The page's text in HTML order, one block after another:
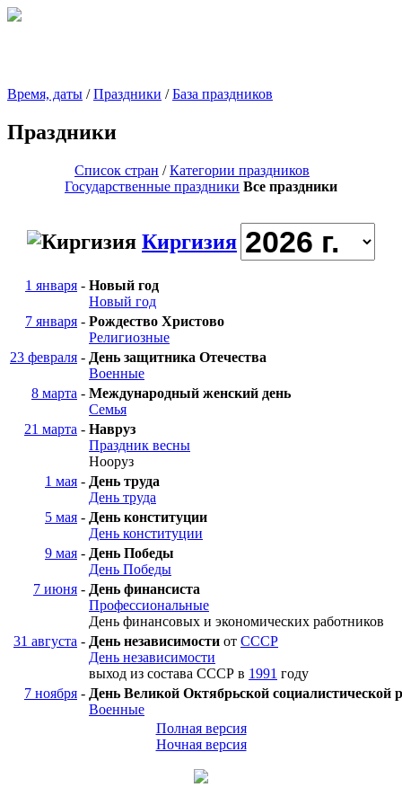
Время, даты /Праздники /База праздников
Праздники
Список стран /Категории праздников
Государственные праздники Все праздники
Киргизия
1 января - Новый год
Новый год
7 января - Рождество Христово
Религиозные
23 февраля - День защитника Отечества
Военные
8 марта - Международный женский день
Семья
21 марта - Навруз
Праздник весны
Нооруз
1 мая - День труда
День труда
5 мая - День конституции
День конституции
9 мая - День Победы
День Победы
7 июня - День финансиста
Профессиональные
День финансовых и экономических работников
31 августа - День независимости от СССР
День независимости
выход из состава СССР в 1991 году
7 ноября - День Великой Октябрьской социалистической
Военные
Полная версия
Ночная версия